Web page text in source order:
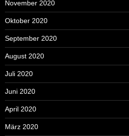
November 2020
Oktober 2020
September 2020
August 2020
Juli 2020
Juni 2020
April 2020
März 2020